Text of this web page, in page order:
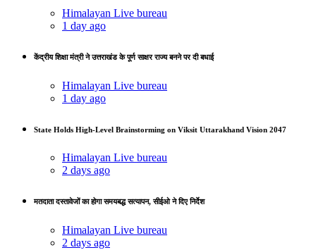
Himalayan Live bureau
1 day ago
केंद्रीय शिक्षा मंत्री ने उत्तराखंड के पूर्ण साक्षर राज्य बनने पर दी बधाई
Himalayan Live bureau
1 day ago
State Holds High-Level Brainstorming on Viksit Uttarakhand Vision 2047
Himalayan Live bureau
2 days ago
मतदाता दस्तावेजों का होगा समयबद्ध सत्यापन, सीईओ ने दिए निर्देश
Himalayan Live bureau
2 days ago